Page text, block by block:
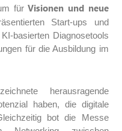
fürVisionen und neue
Start-ups und
basierten Diagnosetools
für die Ausbildung im
herausragende
haben, die digitale
bot die Messe